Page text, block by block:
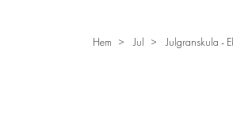
Hem Jul Julgranskula -